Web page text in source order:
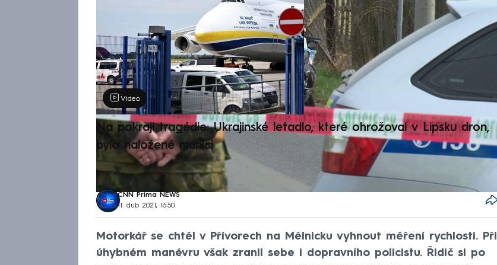
Video
Na pokraji tragédie: Ukrajinské letadlo, které ohrožoval v Lipsku dron,
bylo naložené municí
CNN Prima NEWS
11. dub 2021, 16:50
Motorkář se chtěl v Přívorech na Mělnicku vyhnout měření rychlosti. Při
úhybném manévru však zranil sebe i dopravního policistu. Řidič si po